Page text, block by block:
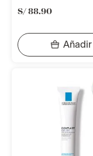
S/ 88.90